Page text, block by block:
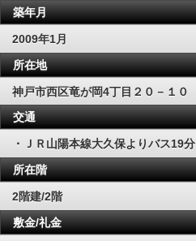
築年月
2009年1月
所在地
神戸市西区竜が岡4丁目２０－１０
交通
・ＪＲ山陽本線大久保よりバス19
所在階
2階建/2階
敷金/礼金